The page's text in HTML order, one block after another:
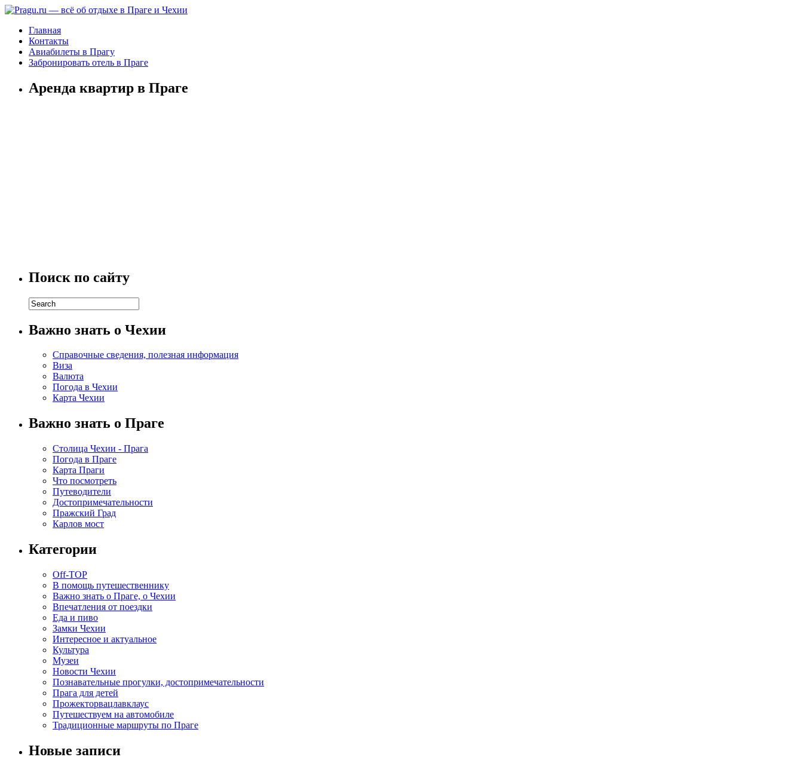
Главная
Контакты
Авиабилеты в Прагу
Забронировать отель в Праге
Аренда квартир в Праге
Поиск по сайту
Важно знать о Чехии
Справочные сведения, полезная информация
Виза
Валюта
Погода в Чехии
Карта Чехии
Важно знать о Праге
Столица Чехии - Прага
Погода в Праге
Карта Праги
Что посмотреть
Путеводители
Достопримечательности
Пражский Град
Карлов мост
Категории
Off-TOP
В помощь путешественнику
Важно знать о Праге, о Чехии
Впечатления от поездки
Еда и пиво
Замки Чехии
Интересное и актуальное
Культура
Музеи
Новости Чехии
Познавательные прогулки, достопримечательности
Прага для детей
Прожекторвацлавклаус
Путешествуем на автомобиле
Традиционные маршруты по Праге
Новые записи